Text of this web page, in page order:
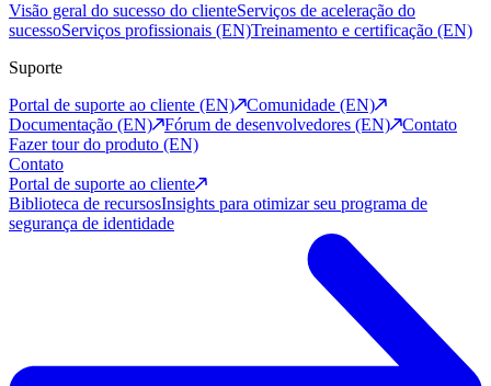
Visão geral do sucesso do clienteServiços de aceleração do
sucessoServiços profissionais (EN)Treinamento e certificação (EN)
Suporte
Portal de suporte ao cliente (EN)
Comunidade (EN)
Documentação (EN)
Fórum de desenvolvedores (EN)
Contato
Fazer tour do produto (EN)
Contato
Portal de suporte ao cliente
Biblioteca de recursosInsights para otimizar seu programa de
segurança de identidade